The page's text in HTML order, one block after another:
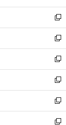
ウ
で
開
く
ン
ド
ウ
で
開
く
ウ
ィ
ン
ド
ウ
で
開
く
し
い
ウ
ィ
ン
ド
ウ
で
開
く
新
し
い
ウ
ィ
ン
ド
ウ
で
開
く
新
し
い
ウ
ィ
ン
ド
ウ
で
新
し
い
ウ
ィ
ン
ド
新
し
い
ウ
ィ
新
し
い